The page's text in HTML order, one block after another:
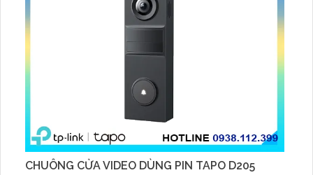
CHUÔNG CỬA VIDEO DÙNG PIN TAPO D205